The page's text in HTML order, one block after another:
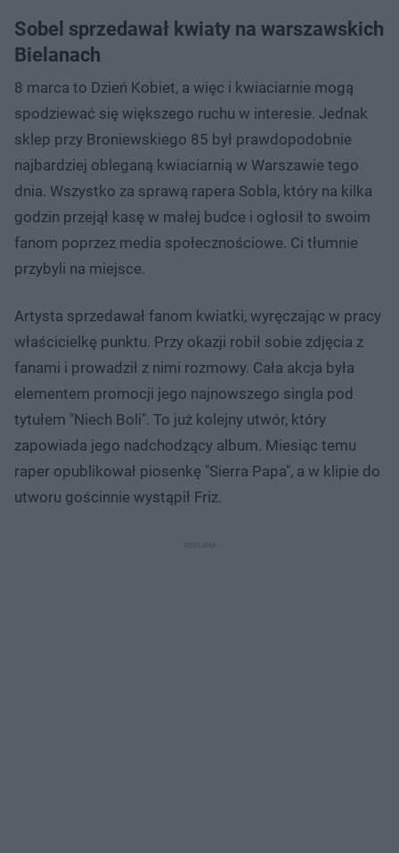
Sobel sprzedawał kwiaty na warszawskich
Bielanach
8 marca to Dzień Kobiet, a więc i kwiaciarnie mogą
spodziewać się większego ruchu w interesie. Jednak
sklep przy Broniewskiego 85 był prawdopodobnie
najbardziej obleganą kwiaciarnią w Warszawie tego
dnia. Wszystko za sprawą rapera Sobla, który na kilka
godzin przejął kasę w małej budce i ogłosił to swoim
fanom poprzez media społecznościowe. Ci tłumnie
przybyli na miejsce.
Artysta sprzedawał fanom kwiatki, wyręczając w pracy
właścicielkę punktu. Przy okazji robił sobie zdjęcia z
fanami i prowadził z nimi rozmowy. Cała akcja była
elementem promocji jego najnowszego singla pod
tytułem "Niech Boli". To już kolejny utwór, który
zapowiada jego nadchodzący album. Miesiąc temu
raper opublikował piosenkę "Sierra Papa", a w klipie do
utworu gościnnie wystąpił Friz.